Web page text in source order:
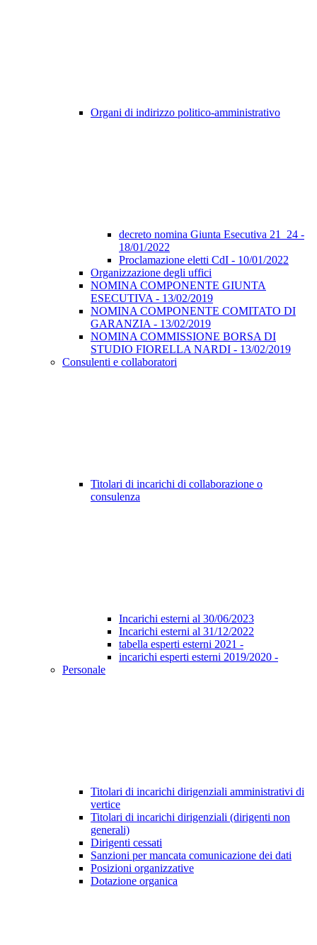
Organi di indirizzo politico-amministrativo
decreto nomina Giunta Esecutiva 21_24 -
18/01/2022
Proclamazione eletti CdI - 10/01/2022
Organizzazione degli uffici
NOMINA COMPONENTE GIUNTA
ESECUTIVA - 13/02/2019
NOMINA COMPONENTE COMITATO DI
GARANZIA - 13/02/2019
NOMINA COMMISSIONE BORSA DI
STUDIO FIORELLA NARDI - 13/02/2019
Consulenti e collaboratori
Titolari di incarichi di collaborazione o
consulenza
Incarichi esterni al 30/06/2023
Incarichi esterni al 31/12/2022
tabella esperti esterni 2021 -
incarichi esperti esterni 2019/2020 -
Personale
Titolari di incarichi dirigenziali amministrativi di
vertice
Titolari di incarichi dirigenziali (dirigenti non
generali)
Dirigenti cessati
Sanzioni per mancata comunicazione dei dati
Posizioni organizzative
Dotazione organica